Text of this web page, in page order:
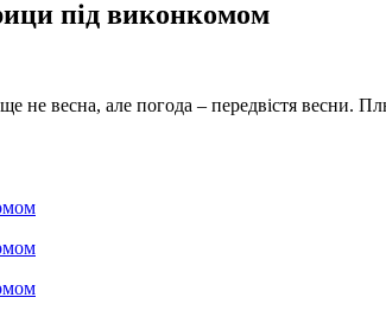
під виконкомом
не весна, але погода – передвістя весни.